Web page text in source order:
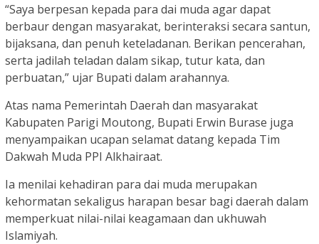
“Saya berpesan kepada para dai muda agar dapat
berbaur dengan masyarakat, berinteraksi secara santun,
bijaksana, dan penuh keteladanan. Berikan pencerahan,
serta jadilah teladan dalam sikap, tutur kata, dan
perbuatan,” ujar Bupati dalam arahannya.
Atas nama Pemerintah Daerah dan masyarakat
Kabupaten Parigi Moutong, Bupati Erwin Burase juga
menyampaikan ucapan selamat datang kepada Tim
Dakwah Muda PPI Alkhairaat.
Ia menilai kehadiran para dai muda merupakan
kehormatan sekaligus harapan besar bagi daerah dalam
memperkuat nilai-nilai keagamaan dan ukhuwah
Islamiyah.